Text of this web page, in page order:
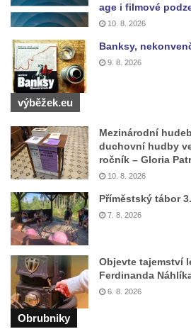
age i filmové
10. 8. 2026
Banksy,
9. 8. 2026
výběžek.eu
Mezinárodní
duchovní hudby
ročník – Gloria
10. 8. 2026
Příměstský tábor
7. 8. 2026
Objevte tajemství
Ferdinanda
6. 8. 2026
Obrubniky